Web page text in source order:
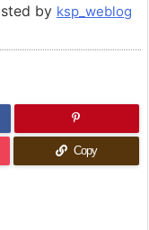
by ksp_weblog
Copy